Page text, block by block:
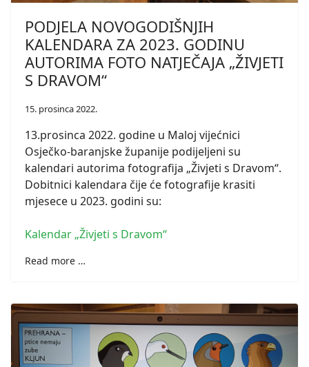
PODJELA NOVOGODIŠNJIH
KALENDARA ZA 2023. GODINU
AUTORIMA FOTO NATJEČAJA „ŽIVJETI
S DRAVOM“
15. prosinca 2022.
13.prosinca 2022. godine u Maloj vijećnici
Osječko-baranjske županije podijeljeni su
kalendari autorima fotografija „Živjeti s Dravom“.
Dobitnici kalendara čije će fotografije krasiti
mjesece u 2023. godini su:
Kalendar „Živjeti s Dravom“
Read more …